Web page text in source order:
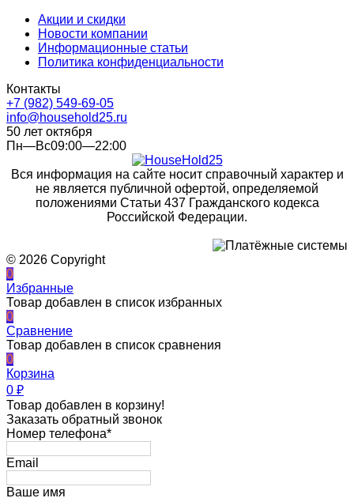
Акции и скидки
Новости компании
Информационные статьи
Политика конфиденциальности
Контакты
+7 (982) 549-69-05
info@household25.ru
50 лет октября
Пн—Вс09:00—22:00
Вся информация на сайте носит справочный характер и
не является публичной офертой, определяемой
положениями Статьи 437 Гражданского кодекса
Российской Федерации.
© 2026 Copyright
0
Избранные
Товар добавлен в список избранных
0
Сравнение
Товар добавлен в список сравнения
0
Корзина
0 ₽
Товар добавлен в корзину!
Заказать обратный звонок
Номер телефона*
Email
Ваше имя